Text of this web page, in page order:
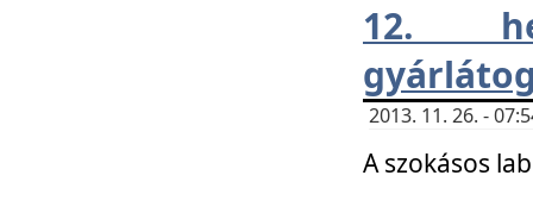
12.
2013. 11. 26. -
A szokásos